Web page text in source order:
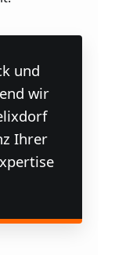
und
wir
Ihrer